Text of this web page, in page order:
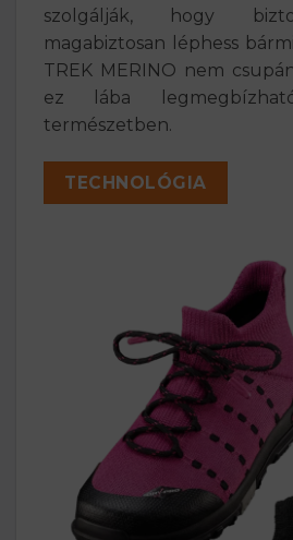
szolgálják, hogy
magabiztosan léphess
TREK MERINO nem
ez lába
természetben.
TECHNOLÓGIA